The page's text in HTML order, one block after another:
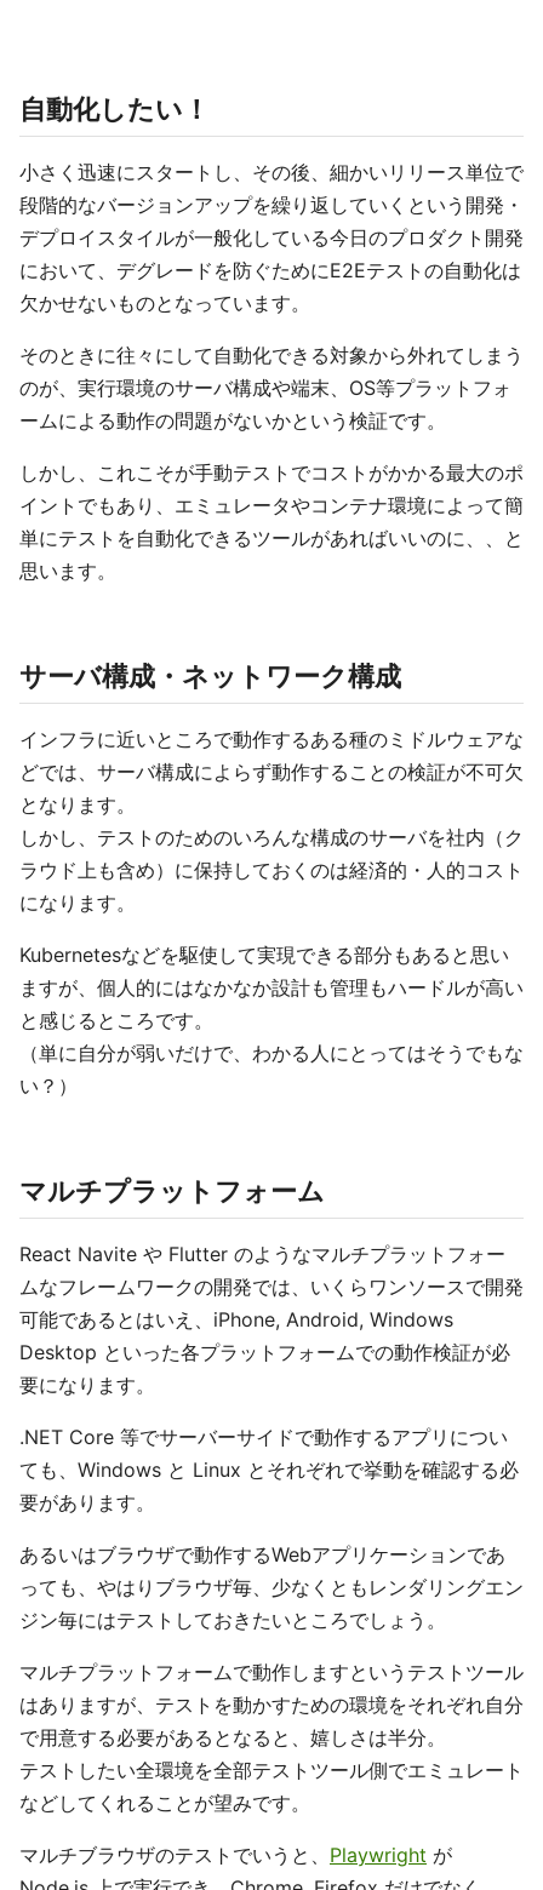
自動化したい！
小さく迅速にスタートし、その後、細かいリリース単位で
段階的なバージョンアップを繰り返していくという開発・
デプロイスタイルが一般化している今日のプロダクト開発
において、デグレードを防ぐためにE2Eテストの自動化は
欠かせないものとなっています。
そのときに往々にして自動化できる対象から外れてしまう
のが、実行環境のサーバ構成や端末、OS等プラットフォ
ームによる動作の問題がないかという検証です。
しかし、これこそが手動テストでコストがかかる最大のポ
イントでもあり、エミュレータやコンテナ環境によって簡
単にテストを自動化できるツールがあればいいのに、、と
思います。
サーバ構成・ネットワーク構成
インフラに近いところで動作するある種のミドルウェアな
どでは、サーバ構成によらず動作することの検証が不可欠
となります。
しかし、テストのためのいろんな構成のサーバを社内（ク
ラウド上も含め）に保持しておくのは経済的・人的コスト
になります。
Kubernetesなどを駆使して実現できる部分もあると思い
ますが、個人的にはなかなか設計も管理もハードルが高い
と感じるところです。
（単に自分が弱いだけで、わかる人にとってはそうでもな
い？）
マルチプラットフォーム
React Navite や Flutter のようなマルチプラットフォー
ムなフレームワークの開発では、いくらワンソースで開発
可能であるとはいえ、iPhone, Android, Windows
Desktop といった各プラットフォームでの動作検証が必
要になります。
.NET Core 等でサーバーサイドで動作するアプリについ
ても、Windows と Linux とそれぞれで挙動を確認する必
要があります。
あるいはブラウザで動作するWebアプリケーションであ
っても、やはりブラウザ毎、少なくともレンダリングエン
ジン毎にはテストしておきたいところでしょう。
マルチプラットフォームで動作しますというテストツール
はありますが、テストを動かすための環境をそれぞれ自分
で用意する必要があるとなると、嬉しさは半分。
テストしたい全環境を全部テストツール側でエミュレート
などしてくれることが望みです。
マルチブラウザのテストでいうと、 Playwright が